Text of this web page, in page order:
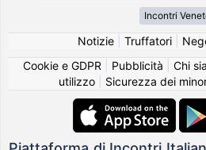
Incontri
Notizie| Truffatori|
Cookie e GDPR
Pubblicità Chi
utilizzo| Sicurezza dei